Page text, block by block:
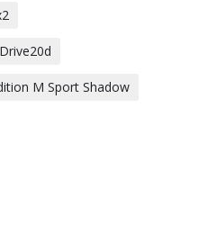
M Sport Shadow